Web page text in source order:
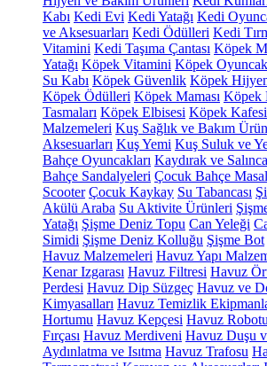
Kabı Kedi Evi Kedi Yatağı Kedi
ve Aksesuarları Kedi Ödülleri Kedi
Vitamini Kedi Taşıma Çantası Köpek
Yatağı Köpek Vitamini Köpek
Su Kabı Köpek Güvenlik Köpek
Köpek Ödülleri Köpek Maması Köpek
Tasmaları Köpek Elbisesi Köpek Kafesi
Malzemeleri Kuş Sağlık ve Bakım
Aksesuarları Kuş Yemi Kuş Suluk ve
Bahçe Oyuncakları Kaydırak ve
Bahçe Sandalyeleri Çocuk Bahçe
Scooter Çocuk Kaykay Su Tabancası
Akülü Araba Su Aktivite Ürünleri
Yatağı Şişme Deniz Topu Can Yeleği
Simidi Şişme Deniz Kolluğu Şişme Bot
Havuz Malzemeleri Havuz Yapı
Kenar Izgarası Havuz Filtresi Havuz
Perdesi Havuz Dip Süzgeç Havuz ve
Kimyasalları Havuz Temizlik
Hortumu Havuz Kepçesi Havuz Robotu
Fırçası Havuz Merdiveni Havuz Duşu
Aydınlatma ve Isıtma Havuz Trafosu